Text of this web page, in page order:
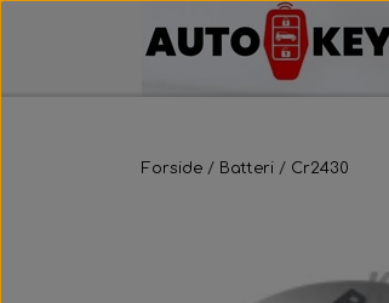
Forside Batteri Cr2430